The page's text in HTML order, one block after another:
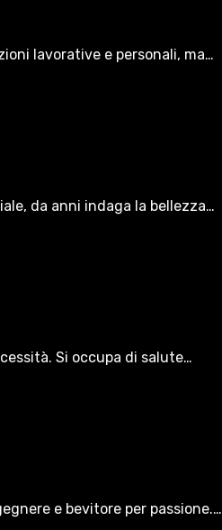
lavorative e personali, ma…
da anni indaga la bellezza…
Si occupa di salute…
e bevitore per passione.…